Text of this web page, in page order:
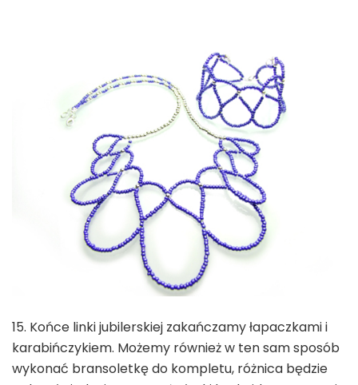
15. Końce linki jubilerskiej zakańczamy łapaczkami i
karabińczykiem. Możemy również w ten sam sposób
wykonać bransoletkę do kompletu, różnica będzie